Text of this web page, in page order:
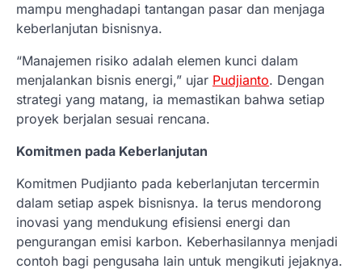
mampu menghadapi tantangan pasar dan menjaga
keberlanjutan bisnisnya.
“Manajemen risiko adalah elemen kunci dalam
menjalankan bisnis energi,” ujar Pudjianto. Dengan
strategi yang matang, ia memastikan bahwa setiap
proyek berjalan sesuai rencana.
Komitmen pada Keberlanjutan
Komitmen Pudjianto pada keberlanjutan tercermin
dalam setiap aspek bisnisnya. Ia terus mendorong
inovasi yang mendukung efisiensi energi dan
pengurangan emisi karbon. Keberhasilannya menjadi
contoh bagi pengusaha lain untuk mengikuti jejaknya.